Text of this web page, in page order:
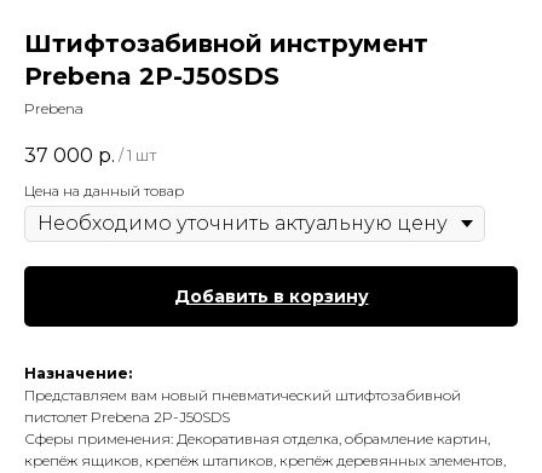
Штифтозабивной инструмент
Prebena 2P-J50SDS
Prebena
37 000 р. / 1 шт
Цена на данный товар
Добавить в корзину
Назначение:
Представляем вам новый пневматический штифтозабивной
пистолет Prebena 2P-J50SDS
Сферы применения: Декоративная отделка, обрамление картин,
крепёж ящиков, крепёж штапиков, крепёж деревянных элементов,